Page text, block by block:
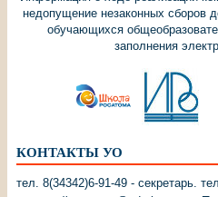
недопущение незаконных сборов
обучающихся
заполнения
КОНТАКТЫ УО
тел. 8(34342)6-91-49 - секретарь.